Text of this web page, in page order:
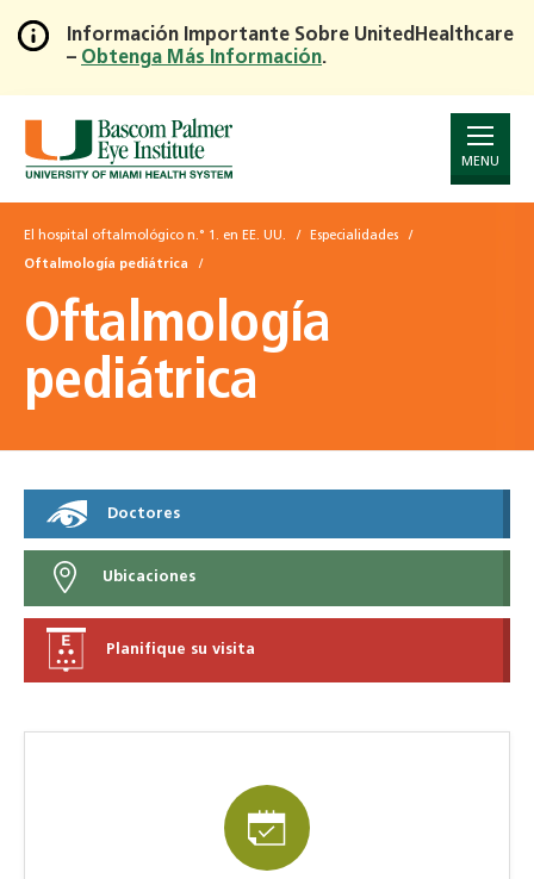
Skip
to
Main
Información Importante Sobre UnitedHealthcare
– Obtenga Más Información.
MENU
El hospital oftalmológico n.° 1. en EE. UU. Especialidades
Oftalmología pediátrica
Oftalmología
pediátrica
Doctores
Ubicaciones
Planifique su visita